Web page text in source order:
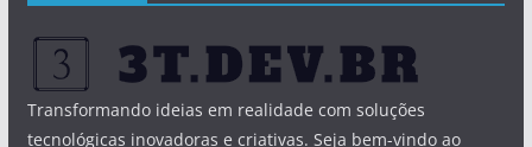
Transformando ideias em realidade com soluções
tecnológicas inovadoras e criativas. Seja bem-vindo ao